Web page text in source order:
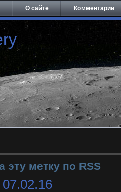
О сайте Комментарии
эту метку по RSS